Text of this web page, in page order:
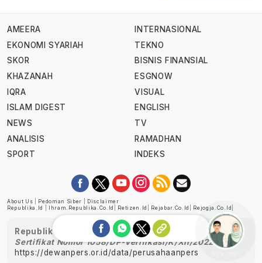
AMEERA
EKONOMI SYARIAH
SKOR
KHAZANAH
IQRA
ISLAM DIGEST
NEWS
ANALISIS
SPORT
INTERNASIONAL
TEKNO
BISNIS FINANSIAL
ESGNOW
VISUAL
ENGLISH
TV
RAMADHAN
INDEKS
About Us Pedoman Siber
Disclaimer
Republika.id
Ihram.republika.co.id Retizen.id Rejabar.co.id Rejogja.co.id
Republika telah diverifikasi oleh Dewan Pers
Sertifikat Nomor 1058/DP-Verifikasi/K/XII/2022
https://dewanpers.or.id/data/perusahaanpers